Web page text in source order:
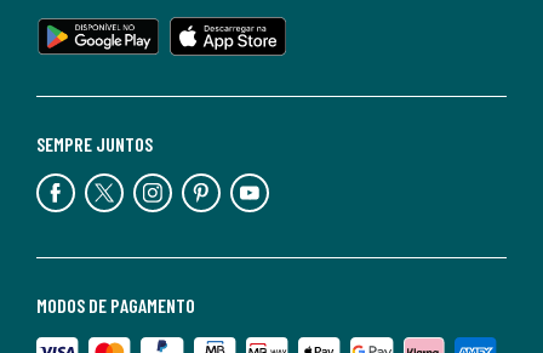
MODOS DE PAGAMENTO
SEMPRE JUNTOS